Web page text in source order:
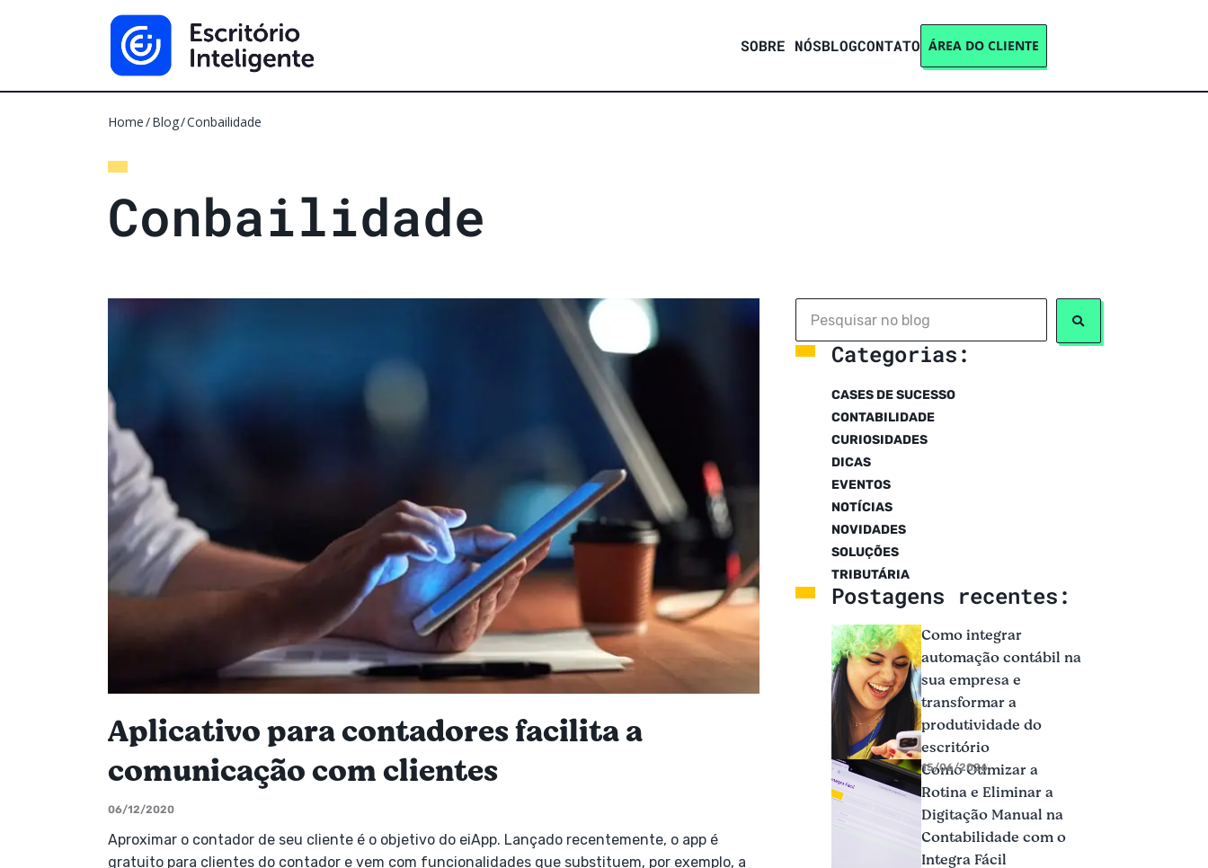
SOBRE NÓSBLOGCONTATO ÁREA DO CLIENTE
Home Blog Conbailidade
Conbailidade
Aplicativo para contadores facilita a
comunicação com clientes
06/12/2020
Aproximar o contador de seu cliente é o objetivo do eiApp. Lançado recentemente, o app é
gratuito para clientes do contador e vem com funcionalidades que substituem, por exemplo, a
Categorias:
CASES DE SUCESSO
CONTABILIDADE
CURIOSIDADES
DICAS
EVENTOS
NOTÍCIAS
NOVIDADES
SOLUÇÕES
TRIBUTÁRIA
Postagens recentes:
Como integrar
automação contábil na
sua empresa e
transformar a
produtividade do
escritório
15/06/2026
Como Otimizar a
Rotina e Eliminar a
Digitação Manual na
Contabilidade com o
Integra Fácil